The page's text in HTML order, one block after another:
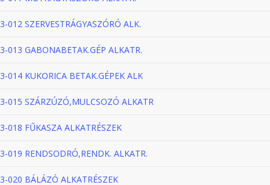
3-012 SZERVESTRÁGYASZÓRÓ ALK.
3-013 GABONABETAK.GÉP ALKATR.
3-014 KUKORICA BETAK.GÉPEK ALK
3-015 SZÁRZÚZÓ,MULCSOZÓ ALKATR
3-018 FŰKASZA ALKATRÉSZEK
3-019 RENDSODRÓ,RENDK. ALKATR.
3-020 BÁLÁZÓ ALKATRÉSZEK